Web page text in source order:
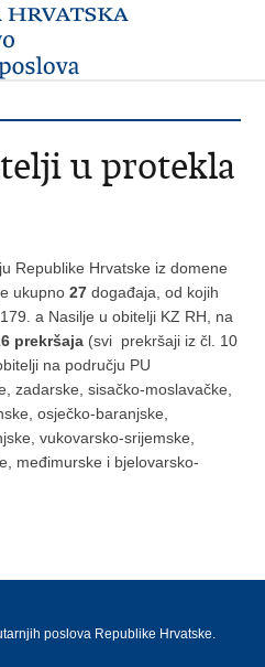
u protekla
Republike Hrvatske iz domene
ukupno27 događaja, od kojih
a Nasilje u obitelji KZ RH, na
prekršaja (svi prekršaji iz čl. 10
na području PU
zadarske, sisačko-moslavačke,
osječko-baranjske,
vukovarsko-srijemske,
međimurske i bjelovarsko-
poslova Republike Hrvatske.